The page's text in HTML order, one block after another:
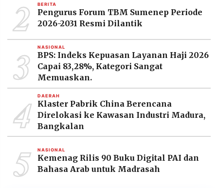
2 BERITA
Pengurus Forum TBM Sumenep Periode
2026-2031 Resmi Dilantik
3 NASIONAL
BPS: Indeks Kepuasan Layanan Haji 2026
Capai 83,28%, Kategori Sangat
Memuaskan.
4 DAERAH
Klaster Pabrik China Berencana
Direlokasi ke Kawasan Industri Madura,
Bangkalan
5 NASIONAL
Kemenag Rilis 90 Buku Digital PAI dan
Bahasa Arab untuk Madrasah